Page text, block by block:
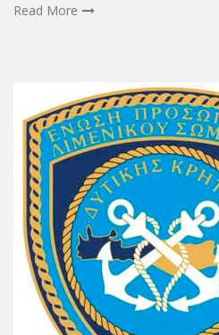
Read More